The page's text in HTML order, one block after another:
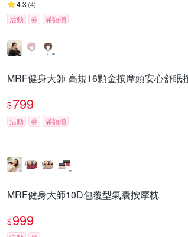
4.3 (4)
活動 券 滿額贈
MRF健身大師 高規16顆金按摩頭安心舒眠
$799
活動 券 滿額贈
MRF健身大師10D包覆型氣囊按摩枕
$999